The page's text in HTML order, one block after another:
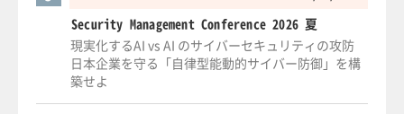
Security Management Conference 2026 夏
現実化するAI vs AI のサイバーセキュリティの攻防
日本企業を守る「自律型能動的サイバー防御」を構
築せよ